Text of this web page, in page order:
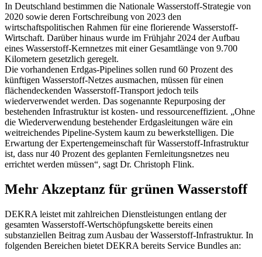
In Deutschland bestimmen die Nationale Wasserstoff-Strategie von
2020 sowie deren Fortschreibung von 2023 den
wirtschaftspolitischen Rahmen für eine florierende Wasserstoff-
Wirtschaft. Darüber hinaus wurde im Frühjahr 2024 der Aufbau
eines Wasserstoff-Kernnetzes mit einer Gesamtlänge von 9.700
Kilometern gesetzlich geregelt.
Die vorhandenen Erdgas-Pipelines sollen rund 60 Prozent des
künftigen Wasserstoff-Netzes ausmachen, müssen für einen
flächendeckenden Wasserstoff-Transport jedoch teils
wiederverwendet werden. Das sogenannte Repurposing der
bestehenden Infrastruktur ist kosten- und ressourceneffizient. „Ohne
die Wiederverwendung bestehender Erdgasleitungen wäre ein
weitreichendes Pipeline-System kaum zu bewerkstelligen. Die
Erwartung der Expertengemeinschaft für Wasserstoff-Infrastruktur
ist, dass nur 40 Prozent des geplanten Fernleitungsnetzes neu
errichtet werden müssen“, sagt Dr. Christoph Flink.
Mehr Akzeptanz für grünen Wasserstoff
DEKRA leistet mit zahlreichen Dienstleistungen entlang der
gesamten Wasserstoff-Wertschöpfungskette bereits einen
substanziellen Beitrag zum Ausbau der Wasserstoff-Infrastruktur. In
folgenden Bereichen bietet DEKRA bereits Service Bundles an: